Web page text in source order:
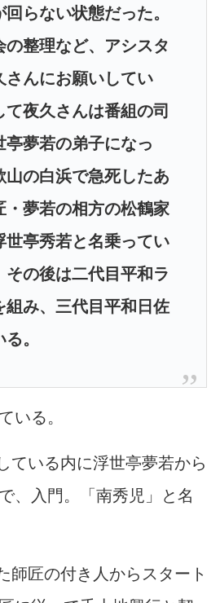
らない状態だった。
整理など、アシスタ
さんにお願いしてい
夜久さんは番組の司
亭夢若の弟子になっ
山の白浜で急死したあ
・夢若の相方の松鶴家
世亭秀若と名乗ってい
その後は二代目平和ラ
組み、三代目平和日佐
。
いる。
ている内に浮世亭夢若から
、入門。「南秀児」と名
師匠の付き人からスタート